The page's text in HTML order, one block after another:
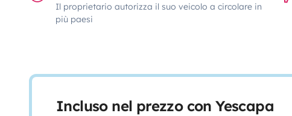
Il proprietario autorizza il suo veicolo a circolare in
più paesi
Incluso nel prezzo con Yescapa